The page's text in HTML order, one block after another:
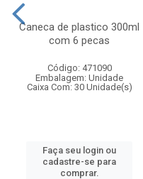
Caneca de plastico 300ml
com 6 pecas
Código: 471090
Embalagem: Unidade
Caixa Com: 30 Unidade(s)
Faça seu login ou
cadastre-se para
comprar.